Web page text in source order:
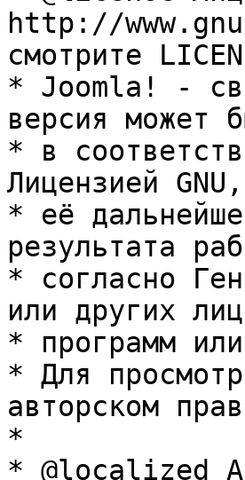
http://
смотрите
* Joomla! -
версия может
* в
Лицензией
* её
результата
* согласно
или других
* программ
* Для
авторском
*
* @localized